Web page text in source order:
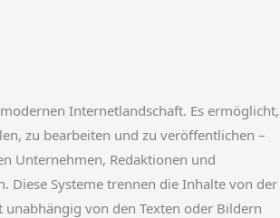
Internetlandschaft. Es ermöglicht,
zu bearbeiten und zu veröffentlichen –
Unternehmen, Redaktionen und
Diese Systeme trennen die Inhalte von der
von den Texten oder Bildern